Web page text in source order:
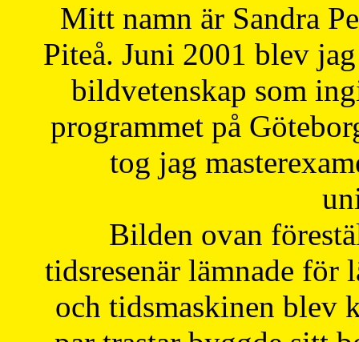
Mitt namn är Sandra
Piteå. Juni 2001 blev
bildvetenskap som
programmet på
tog jag
Bilden ovan
tidsresenär lämnade för
och tidsmaskinen blev